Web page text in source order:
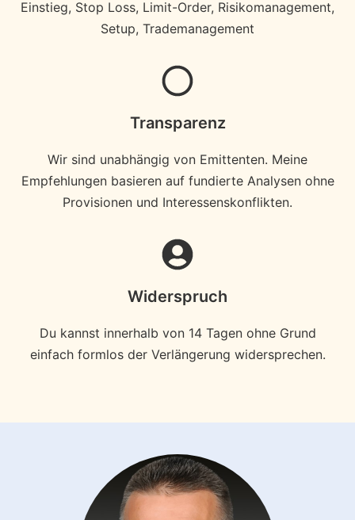
Einstieg, Stop Loss, Limit-Order, Risikomanagement,
Setup, Trademanagement
Transparenz
Wir sind unabhängig von Emittenten. Meine
Empfehlungen basieren auf fundierte Analysen ohne
Provisionen und Interessenskonflikten.
Widerspruch
Du kannst innerhalb von 14 Tagen ohne Grund
einfach formlos der Verlängerung widersprechen.